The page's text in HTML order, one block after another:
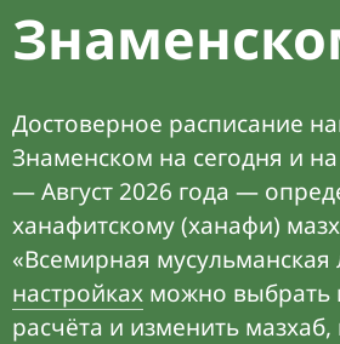
Достоверное расписание
Знаменском на сегодня и
— Август 2026 года —
ханафитскому (ханафи)
«Всемирная мусульманская
настройках можно выбрать
расчёта и изменить мазхаб,